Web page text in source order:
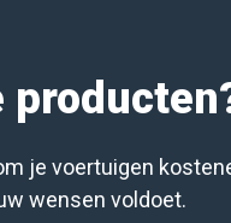
je voertuigen
wensen voldoet.